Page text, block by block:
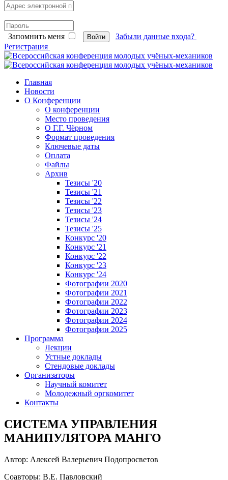
Запомнить меня Войти
Забыли данные входа?
Регистрация
Главная
Новости
О Конференции
О конференции
Место проведения
О Г.Г. Чёрном
Формат проведения
Ключевые даты
Оплата
Файлы
Архив
Тезисы '20
Тезисы '21
Тезисы '22
Тезисы '23
Тезисы '24
Тезисы '25
Конкурс '20
Конкурс '21
Конкурс '22
Конкурс '23
Конкурс '24
Фотографии 2020
Фотографии 2021
Фотографии 2022
Фотографии 2023
Фотографии 2024
Фотографии 2025
Программа
Лекции
Устные доклады
Стендовые доклады
Организаторы
Научный комитет
Молодежный оргкомитет
Контакты
СИСТЕМА УПРАВЛЕНИЯ
МАНИПУЛЯТОРА МАНГО
Автор: Алексей Валерьевич Подопросветов
Соавторы: В.Е. Павловский